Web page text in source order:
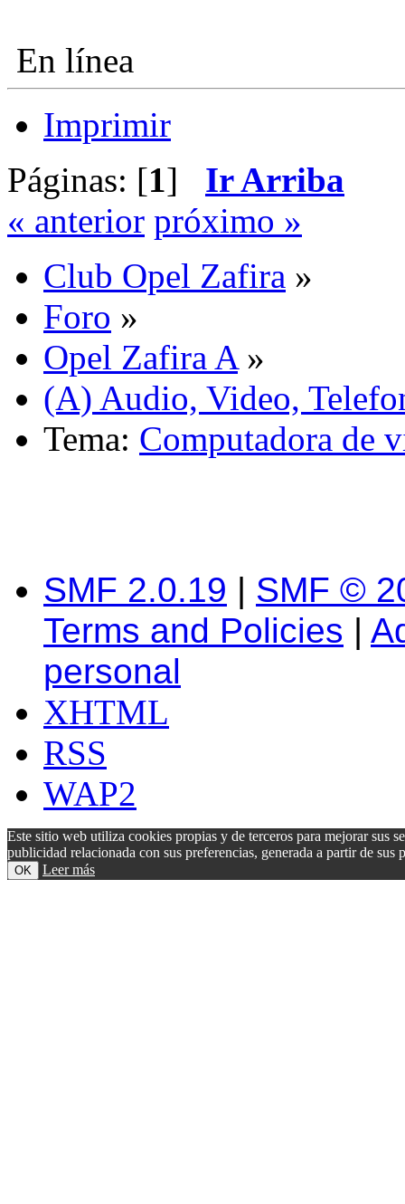
En línea
Imprimir
Páginas: [1] Ir Arriba
« anterior próximo »
Club Opel Zafira »
Foro »
Opel Zafira A»
(A) Audio, Video,
Tema: Computadora de
SMF 2.0.19 | SMF ©
Terms and Policies |
personal
XHTML
RSS
WAP2
Este sitio web utiliza cookies propias y de terceros para mejorar sus
publicidad relacionada con sus preferencias, generada a partir de
OK Leer más